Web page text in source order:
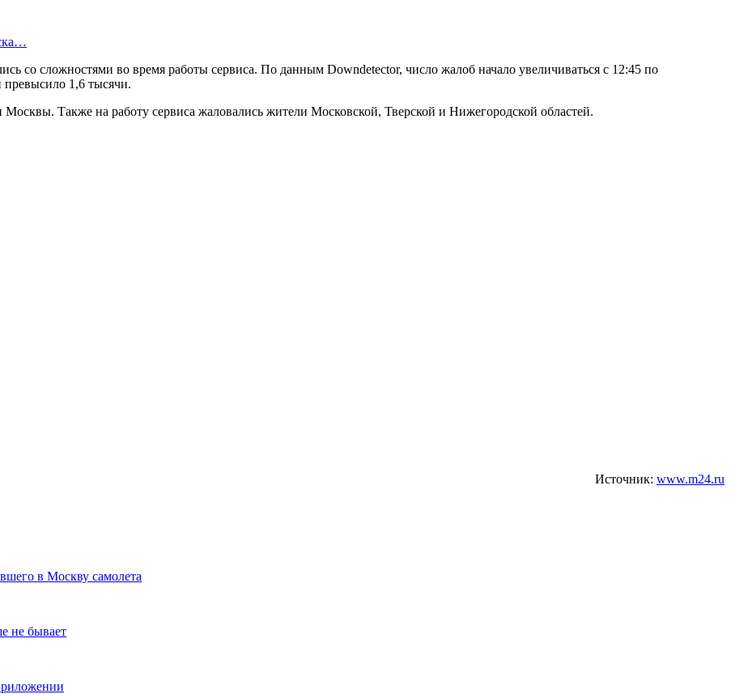
со сложностями во время работы сервиса. По данным Downdetector, число жалоб начало увеличиваться с 12:45 по
превысило 1,6 тысячи.
Также на работу сервиса жаловались жители Московской, Тверской и Нижегородской областей.
Источник: www.m24.ru
в Москву самолета
не бывает